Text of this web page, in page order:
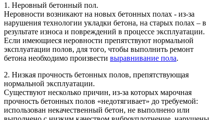
1. Неровный бетонный пол.
Неровности возникают на новых бетонных полах - из-за
нарушения технологии укладки бетона, на старых полах – в
результате износа и повреждений в процессе эксплуатации.
Если имеющиеся неровности препятствуют нормальной
эксплуатации полов, для того, чтобы выполнить ремонт
бетона необходимо произвести выравнивание пола.
2. Низкая прочность бетонных полов, препятствующая
нормальной эксплуатации.
Существуют несколько причин, из-за которых марочная
прочность бетонных полов «недотягивает» до требуемой:
использован некачественный бетон, не выполнено или